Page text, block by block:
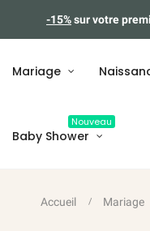
-15%sur votre
Mariage
Baby Shower
Nouveau
Accueil Mariage